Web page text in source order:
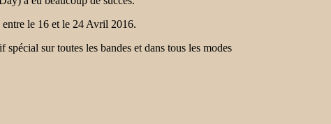
le 16 et le 24 Avril 2016.
sur toutes les bandes et dans tous les modes